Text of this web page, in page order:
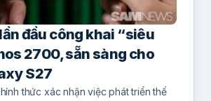
đầu công khai “siêu
2700, sẵn sàng cho
S27
thức xác nhận việc phát triển thế